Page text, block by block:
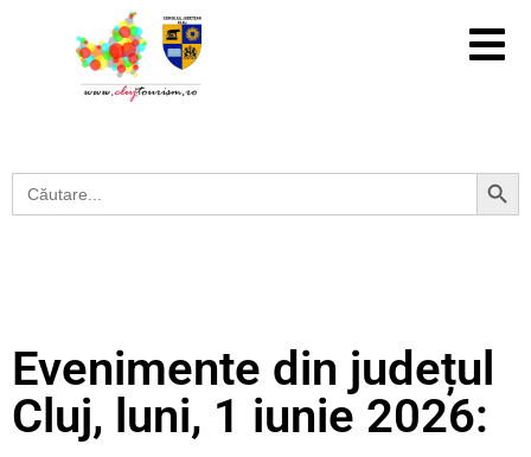
Search
for:
Search Button
Evenimente din județul
Cluj, luni, 1 iunie 2026: